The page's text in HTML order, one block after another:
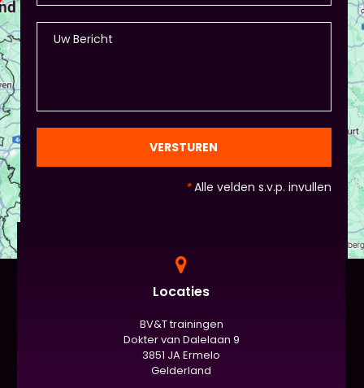
dat altijd mogelijk! Maar: overleg dit dan wel met
Piet of hij dit wil in plaats van een eindpresentatie
+ zorg ervoor dat de deelnemers wel hun
en die van Piet en vervolgens de deelnemers:
gezien de eindpresentaties van 5 minuten de
officiële/vaste werkvorm zijn. Voor beginners is het
evaluatieformulier niet :)
VERSTUREN
*Alle velden s.v.p. invullen
Locaties
BV&T trainingen
Dokter van Dalelaan 9
3851 JA Ermelo
Gelderland